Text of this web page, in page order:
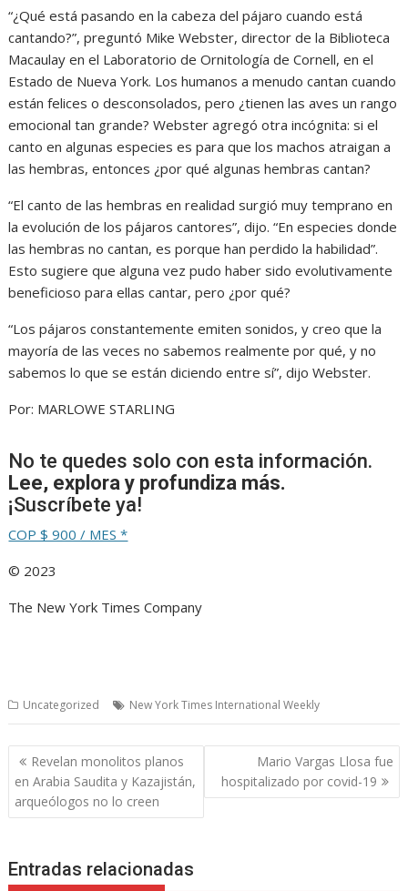
“¿Qué está pasando en la cabeza del pájaro cuando está
cantando?”, preguntó Mike Webster, director de la Biblioteca
Macaulay en el Laboratorio de Ornitología de Cornell, en el
Estado de Nueva York. Los humanos a menudo cantan cuando
están felices o desconsolados, pero ¿tienen las aves un rango
emocional tan grande? Webster agregó otra incógnita: si el
canto en algunas especies es para que los machos atraigan a
las hembras, entonces ¿por qué algunas hembras cantan?
“El canto de las hembras en realidad surgió muy temprano en
la evolución de los pájaros cantores”, dijo. “En especies donde
las hembras no cantan, es porque han perdido la habilidad”.
Esto sugiere que alguna vez pudo haber sido evolutivamente
beneficioso para ellas cantar, pero ¿por qué?
“Los pájaros constantemente emiten sonidos, y creo que la
mayoría de las veces no sabemos realmente por qué, y no
sabemos lo que se están diciendo entre sí”, dijo Webster.
Por: MARLOWE STARLING
No te quedes solo con esta información.
Lee, explora y profundiza más.
¡Suscríbete ya!
COP $ 900 / MES *
© 2023
The New York Times Company
Uncategorized New York Times International Weekly
Navegación
de
entradas
Revelan monolitos planos
en Arabia Saudita y Kazajistán,
arqueólogos no lo creen
Mario Vargas Llosa fue
hospitalizado por covid-19
Entradas relacionadas